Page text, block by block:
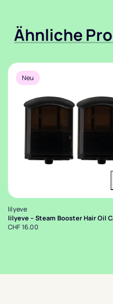
Ähnliche
Neu
lilyeve
lilyeve – Steam Booster Hair Oil
CHF 16.00